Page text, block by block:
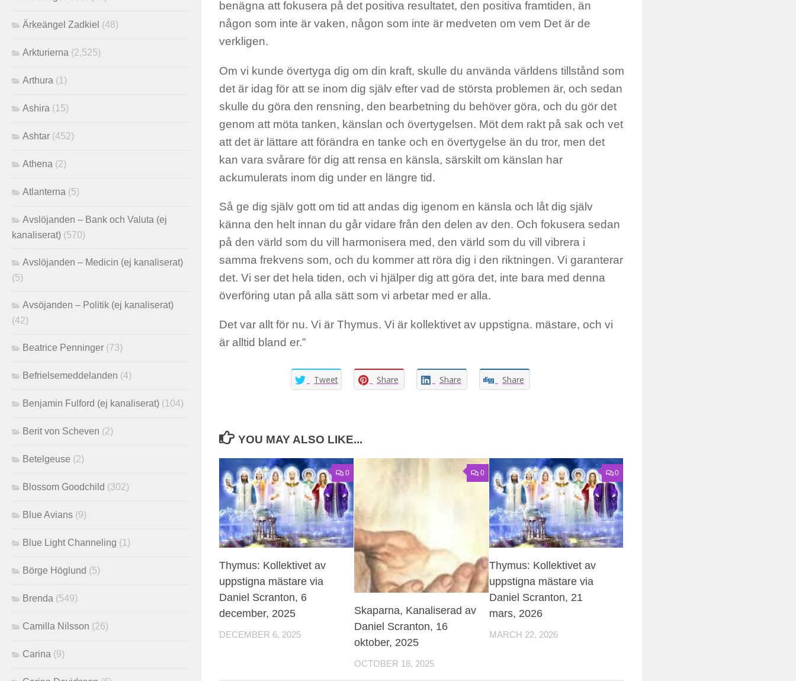
benägna att fokusera på det positiva resultatet, den positiva framtiden, än
någon som inte är vaken, någon som inte är medveten om vem Det är de
verkligen.
Om vi ​​kunde övertyga dig om din kraft, skulle du använda världens tillstånd som
det är idag för att se inom dig själv efter vad de största problemen är, och sedan
skulle du göra den rensning, den bearbetning du behöver göra, och du gör det
genom att möta tanken, känslan och övertygelsen. Möt dem rakt på sak och vet
att det är lättare att förändra en tanke och en övertygelse än du tror, ​​men det
kan vara svårare för dig att rensa en känsla, särskilt om känslan har
ackumulerats inom dig under en längre tid.
Så ge dig själv gott om tid att andas dig igenom en känsla och låt dig själv
känna den helt innan du går vidare från den delen av den. Och fokusera sedan
på den värld som du vill harmonisera med, den värld som du vill vibrera i
samma frekvens som, och du kommer att röra dig i den riktningen. Vi garanterar
det. Vi ser det hela tiden, och vi hjälper dig att göra det, inte bara med denna
överföring utan på alla sätt som vi arbetar med er alla.
Det var allt för nu. Vi är Thymus. Vi är kollektivet av uppstigna. mästare, och vi
är alltid bland er.”
Tweet Share Share Share
YOU MAY ALSO LIKE...
0
Thymus: Kollektivet av
uppstigna mästare via
Daniel Scranton, 6
december, 2025
DECEMBER 6, 2025
0
Skaparna, Kanaliserad av
Daniel Scranton, 16
oktober, 2025
OCTOBER 18, 2025
0
Thymus: Kollektivet av
uppstigna mästare via
Daniel Scranton, 21
mars, 2026
MARCH 22, 2026
Ärkeängel Zadkiel (48)
Arkturierna (2,525)
Arthura (1)
Ashira (15)
Ashtar (452)
Athena (2)
Atlanterna (5)
Avslöjanden – Bank och Valuta (ej
kanaliserat) (570)
Avslöjanden – Medicin (ej kanaliserat)
(5)
Avsöjanden – Politik (ej kanaliserat)
(42)
Beatrice Penninger (73)
Befrielsemeddelanden (4)
Benjamin Fulford (ej kanaliserat) (104)
Berit von Scheven (2)
Betelgeuse (2)
Blossom Goodchild (302)
Blue Avians (9)
Blue Light Channeling (1)
Börge Höglund (5)
Brenda (549)
Camilla Nilsson (26)
Carina (9)